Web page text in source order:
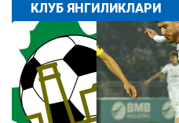
КЛУБ ЯНГИЛИКЛАРИ